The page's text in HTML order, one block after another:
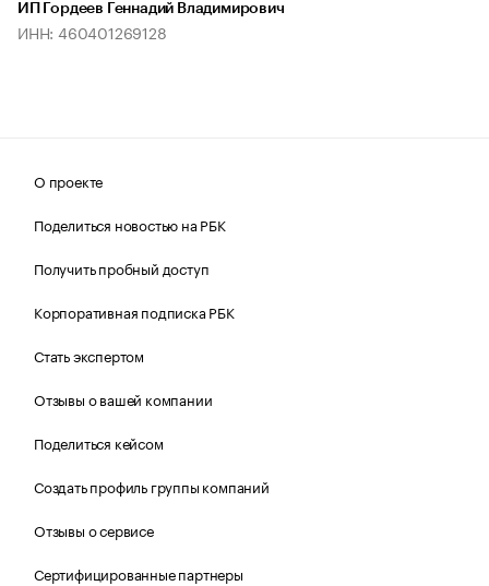
ИП Гордеев Геннадий Владимирович
ИНН: 460401269128
О проекте
Поделиться новостью на РБК
Получить пробный доступ
Корпоративная подписка РБК
Стать экспертом
Отзывы о вашей компании
Поделиться кейсом
Создать профиль группы компаний
Отзывы о сервисе
Сертифицированные партнеры